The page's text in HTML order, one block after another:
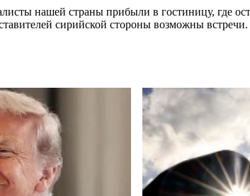
нашей страны прибыли в гостиницу, где
сирийской стороны возможны встречи.